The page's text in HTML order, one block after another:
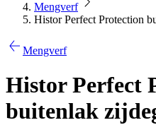
Mengverf
Histor Perfect Protection
Mengverf
Histor Perfect
buitenlak